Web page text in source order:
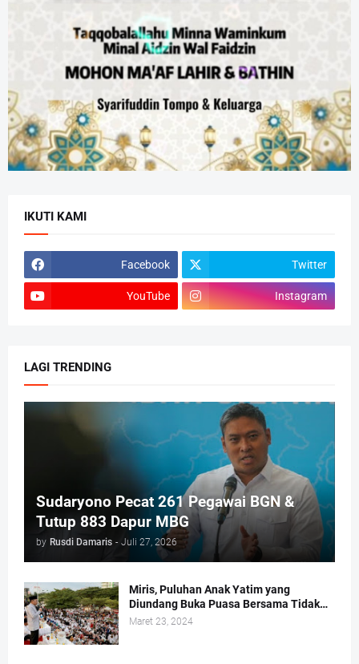
IKUTI KAMI
Facebook Twitter
YouTube Instagram
LAGI TRENDING
Sudaryono Pecat 261 Pegawai BGN &
Tutup 883 Dapur MBG
by Rusdi Damaris - Juli 27, 2026
Miris, Puluhan Anak Yatim yang
Diundang Buka Puasa Bersama Tidak
Dapat Jatah Makan dan Infaq
Maret 23, 2024